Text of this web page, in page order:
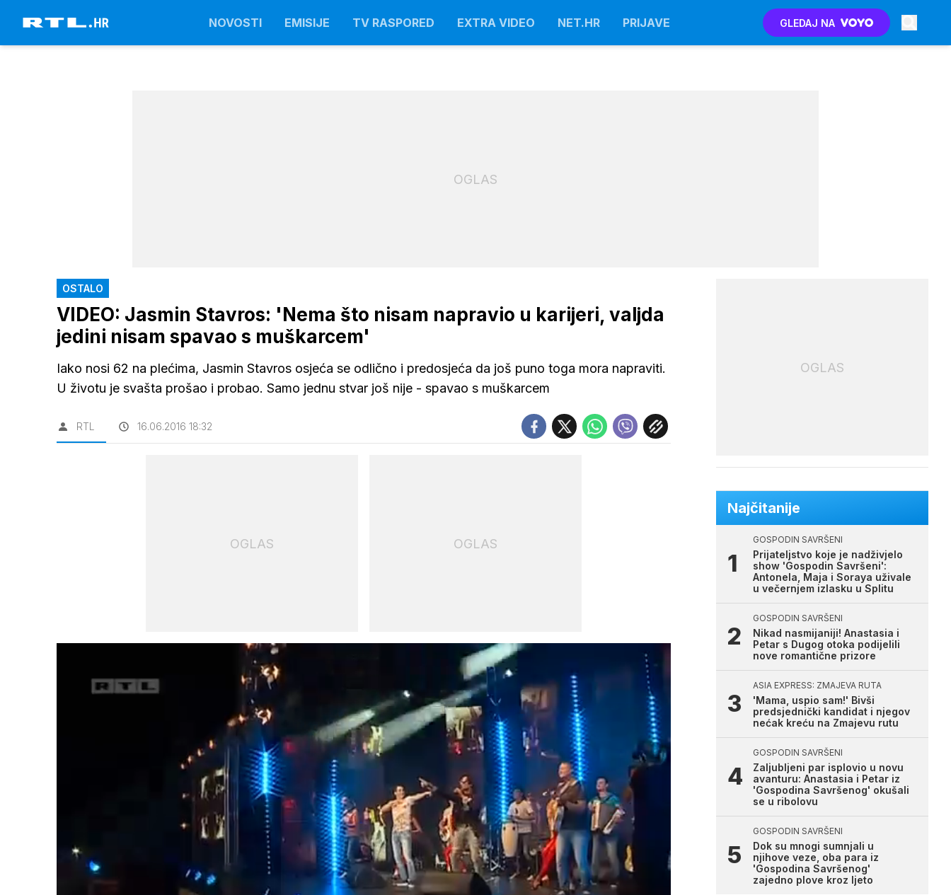
NOVOSTI EMISIJE TV RASPORED EXTRA VIDEO NET.HR PRIJAVE GLEDAJ NA
OGLAS
OSTALO
VIDEO: Jasmin Stavros: 'Nema što nisam napravio u karijeri, valjda
jedini nisam spavao s muškarcem'
Iako nosi 62 na plećima, Jasmin Stavros osjeća se odlično i predosjeća da još puno toga mora napraviti.
U životu je svašta prošao i probao. Samo jednu stvar još nije - spavao s muškarcem
RTL 16.06.2016 18:32
OGLAS OGLAS
OGLAS
Najčitanije
GOSPODIN SAVRŠENI
Prijateljstvo koje je nadživjelo
show 'Gospodin Savršeni':
Antonela, Maja i Soraya uživale
u večernjem izlasku u Splitu
GOSPODIN SAVRŠENI
Nikad nasmijaniji! Anastasia i
Petar s Dugog otoka podijelili
nove romantične prizore
ASIA EXPRESS: ZMAJEVA RUTA
'Mama, uspio sam!' Bivši
predsjednički kandidat i njegov
nećak kreću na Zmajevu rutu
GOSPODIN SAVRŠENI
Zaljubljeni par isplovio u novu
avanturu: Anastasia i Petar iz
'Gospodina Savršenog' okušali
se u ribolovu
GOSPODIN SAVRŠENI
Dok su mnogi sumnjali u
njihove veze, oba para iz
'Gospodina Savršenog'
zajedno plove kroz ljeto